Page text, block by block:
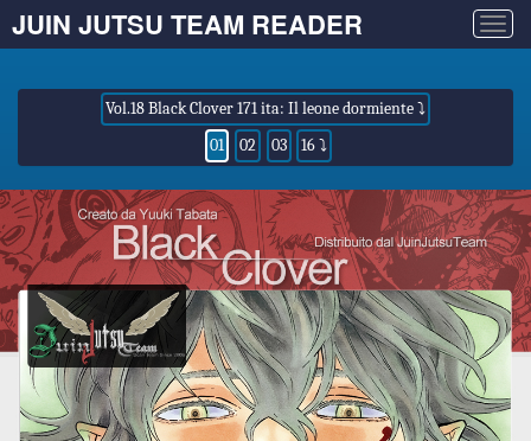
JUIN JUTSU TEAM READER
Vol.18 Black Clover 171 ita: Il leone dormiente ⤵
01
02 03 16 ⤵